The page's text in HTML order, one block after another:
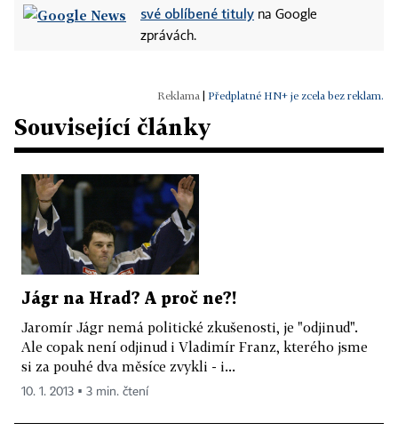
své oblíbené tituly na Google
zprávách.
Předplatné HN+ je zcela bez reklam.
Související články
Jágr na Hrad? A proč ne?!
Jaromír Jágr nemá politické zkušenosti, je "odjinud".
Ale copak není odjinud i Vladimír Franz, kterého jsme
si za pouhé dva měsíce zvykli - i...
10. 1. 2013 ▪ 3 min. čtení